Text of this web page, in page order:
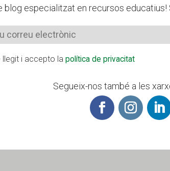
especialitzat en recursos
llegit i accepto la política de privacitat
Segueix-nos també a les